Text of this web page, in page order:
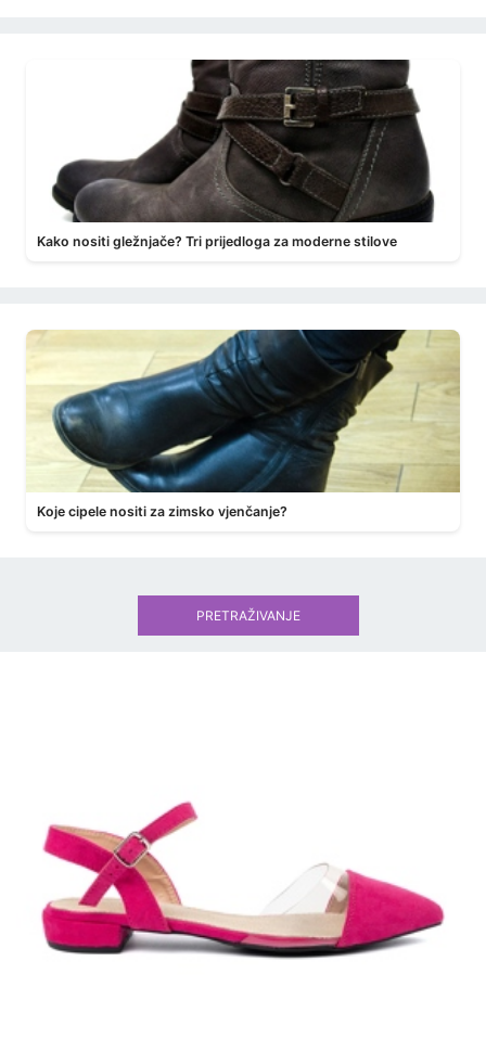
Kako nositi gležnjače? Tri prijedloga za moderne stilove
Koje cipele nositi za zimsko vjenčanje?
PRETRAŽIVANJE